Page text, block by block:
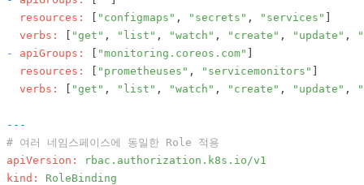
resources:
[ "configmaps" , "secrets" , "services" ]
verbs:
[ "get" , "list" , "watch" , "create" , "update" ,
-
apiGroups: [ "monitoring.coreos.com" ]
resources:
[ "prometheuses" , "servicemonitors" ]
verbs:
[ "get" , "list" , "watch" , "create" , "update" ,
---
# 여러 네임스페이스에 동일한 Role 적용
apiVersion:
rbac.authorization.k8s.io/v1
kind:
RoleBinding